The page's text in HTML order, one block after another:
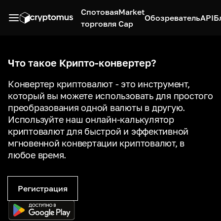
Спотовая
торговля
Market
Cap
ОбозревательAPI
Что такое Крипто-конвертер?
Конвертер криптовалют - это инструмент,
который вы можете использовать для простого
преобразования одной валюты в другую.
Используйте наш онлайн-калькулятор
криптовалют для быстрой и эффективной
мгновенной конвертации криптовалют, в
любое время.
Регистрация